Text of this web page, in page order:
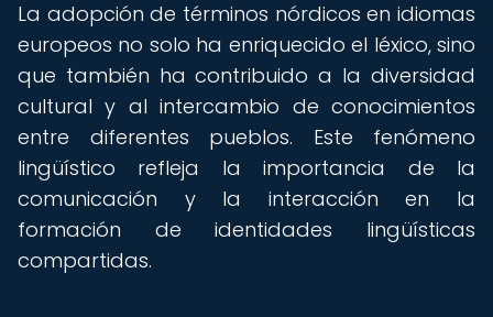
La adopción de términos nórdicos en idiomas
europeos no solo ha enriquecido el léxico, sino
que también ha contribuido a la diversidad
cultural y al intercambio de conocimientos
entre diferentes pueblos. Este fenómeno
lingüístico refleja la importancia de la
comunicación y la interacción en la
formación de identidades lingüísticas
compartidas.